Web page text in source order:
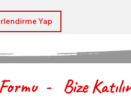
Yap
- Bize